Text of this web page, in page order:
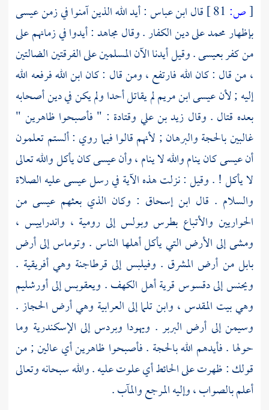
[ص: قالابن عباس: أيد الله الذين آمنوا في زمنعيسى
بإظهارمحمدعلى دين الكفار . وقالمجاهد: أيدوا في زمانهم على
من كفربعيسى. وقيل أيدنا الآن المسلمين على الفرقتين الضالتين
، من قال : كان الله فارتفع ، ومن قال : كان ابن الله فرفعه الله
إليه ; لأنعيسى ابن مريملم يقاتل أحدا ولم يكن في دين أصحابه
بعده قتال . وقال زيد بن علي وقتادة : " فأصبحوا ظاهرين "
غالبين بالحجة والبرهان ; لأنهم قالوا فيما روي : ألستم تعلمون
أنعيسىكان ينام والله لا ينام ، وأنعيسىكان يأكل والله تعالى
لا يأكل ! . وقيل : نزلت هذه الآية في رسلعيسىعليه الصلاة
والسلام . قال ابن إسحاق : وكان الذي بعثهم عيسى من
الحواريين والأتباع بطرس وبولسإلى رومية ، واندراييس ،
ومشىإلى الأرض التي يأكل أهلها الناس . وتوماسإلى أرض
بابلمن أرض المشرق . وفيلبسإلى قرطاجنة وهيأفريقية .
ويحنسإلىدقسوسقرية أهل الكهف . ويعقوبسإلىأورشليم
وهيبيت المقدس، وابن تلماإلى العرابية وهي أرضالحجاز.
وسيمنإلى أرض البربر . ويهودا وبردسإلى الإسكندرية وما
حولها . فأيدهم الله بالحجة . فأصبحوا ظاهرين أي عالين ; من
قولك : ظهرت على الحائط أي علوت عليه . والله سبحانه وتعالى
أعلم بالصواب ، وإليه المرجع والمآب .